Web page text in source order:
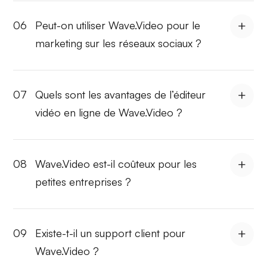
06
Peut-on utiliser Wave.Video pour le
marketing sur les réseaux sociaux ?
07
Quels sont les avantages de l’éditeur
vidéo en ligne de Wave.Video ?
08
Wave.Video est-il coûteux pour les
petites entreprises ?
09
Existe-t-il un support client pour
Wave.Video ?